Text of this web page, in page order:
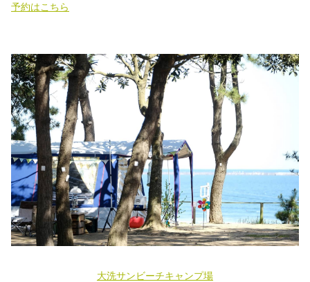
予約はこちら
大洗サンビーチキャンプ場